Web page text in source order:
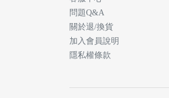
問題Q&A
關於退/換貨
加入會員說明
隱私權條款